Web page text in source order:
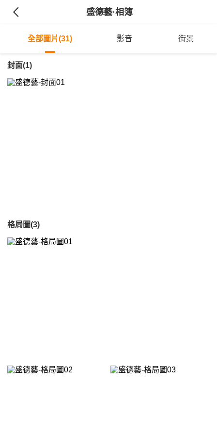
盛德藝·相簿
全部圖片(31) 影音 街景
封面(1)
格局圖(3)